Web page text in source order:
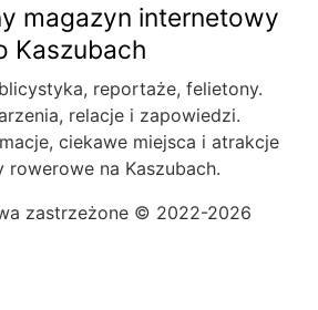
magazyn internetowy
Kaszubach
reportaże, felietony.
relacje i zapowiedzi.
ciekawe miejsca i atrakcje
rowerowe na Kaszubach.
zastrzeżone © 2022-2026